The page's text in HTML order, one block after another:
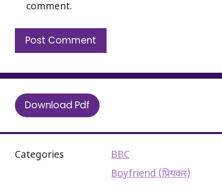
comment.
Download Pdf
Categories
BBC
Boyfriend (प्रियकर)